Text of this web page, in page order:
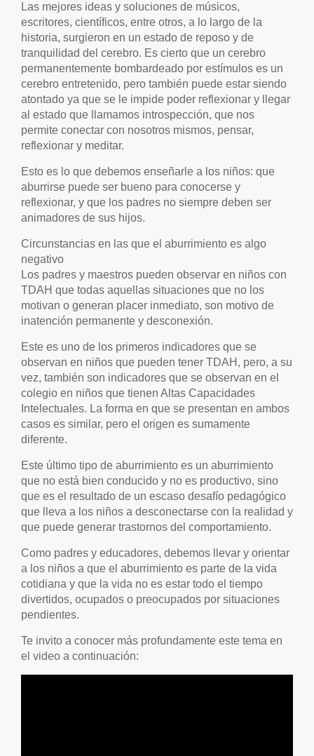
Las mejores ideas y soluciones de músicos,
escritores, científicos, entre otros, a lo largo de la
historia, surgieron en un estado de reposo y de
tranquilidad del cerebro. Es cierto que un cerebro
permanentemente bombardeado por estímulos es un
cerebro entretenido, pero también puede estar siendo
atontado ya que se le impide poder reflexionar y llegar
al estado que llamamos introspección, que nos
permite conectar con nosotros mismos, pensar,
reflexionar y meditar.
Esto es lo que debemos enseñarle a los niños: que
aburrirse puede ser bueno para conocerse y
reflexionar, y que los padres no siempre deben ser
animadores de sus hijos.
Circunstancias en las que el aburrimiento es algo
negativo
Los padres y maestros pueden observar en niños con
TDAH que todas aquellas situaciones que no los
motivan o generan placer inmediato, son motivo de
inatención permanente y desconexión.
Este es uno de los primeros indicadores que se
observan en niños que pueden tener TDAH, pero, a su
vez, también son indicadores que se observan en el
colegio en niños que tienen Altas Capacidades
Intelectuales. La forma en que se presentan en ambos
casos es similar, pero el origen es sumamente
diferente.
Este último tipo de aburrimiento es un aburrimiento
que no está bien conducido y no es productivo, sino
que es el resultado de un escaso desafío pedagógico
que lleva a los niños a desconectarse con la realidad y
que puede generar trastornos del comportamiento.
Como padres y educadores, debemos llevar y orientar
a los niños a que el aburrimiento es parte de la vida
cotidiana y que la vida no es estar todo el tiempo
divertidos, ocupados o preocupados por situaciones
pendientes.
Te invito a conocer más profundamente este tema en
el video a continuación: